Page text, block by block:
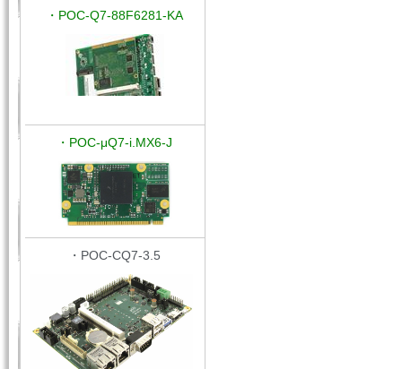
・POC-Q7-88F6281-KA
・POC-μQ7-i.MX6-J
・POC-CQ7-3.5